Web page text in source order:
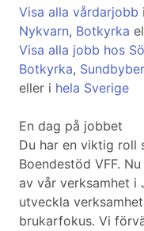
Visa alla vårdarjobb
Nykvarn, Botkyrka
Visa alla jobb hos
Botkyrka,
eller i hela Sverige
En dag på jobbet
Du har en viktig roll
Boendestöd VFF.
av vår verksamhet i
utveckla
brukarfokus. Vi